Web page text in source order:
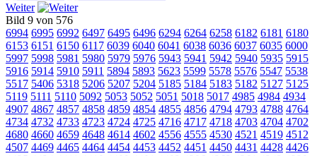
Weiter
Bild 9 von 576
6994 6995 6992 6497 6495 6496 6294 6264 6258 6182 6181 6180
6153 6151 6150 6117 6039 6040 6041 6038 6036 6037 6035 6000
5997 5998 5981 5980 5979 5976 5943 5941 5942 5940 5935 5915
5916 5914 5910 5911 5894 5893 5623 5599 5578 5576 5547 5538
5517 5406 5318 5206 5207 5204 5185 5184 5183 5182 5127 5125
5119 5111 5110 5092 5053 5052 5051 5018 5017 4985 4984 4934
4907 4867 4857 4858 4859 4854 4855 4856 4794 4793 4788 4764
4734 4732 4733 4723 4724 4725 4716 4717 4718 4703 4704 4702
4680 4660 4659 4648 4614 4602 4556 4555 4530 4521 4519 4512
4507 4469 4465 4464 4454 4453 4452 4451 4450 4431 4428 4426